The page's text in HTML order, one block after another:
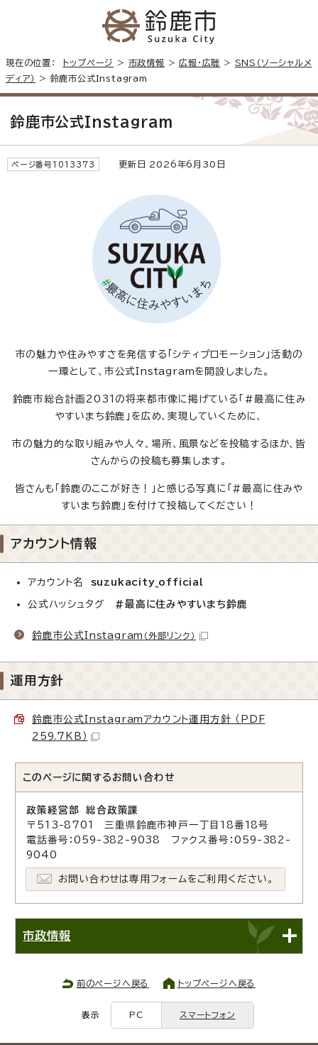
現在の位置： トップページ > 市政情報 >広報・広聴 >
SNS（ソーシャルメ
ディア）
> 鈴鹿市公式Instagram
鈴鹿市公式Instagram
ページ番号1013373 更新日 2026年6月30日
市の魅力や住みやすさを発信する「シティプロモーション」活動の
一環として、市公式Instagramを開設しました。
鈴鹿市総合計画2031の将来都市像に掲げている「＃最高に住み
やすいまち鈴鹿」を広め、実現していくために、
市の魅力的な取り組みや人々、場所、風景などを投稿するほか、皆
さんからの投稿も募集します。
皆さんも「鈴鹿のここが好き！」と感じる写真に「#最高に住みや
すいまち鈴鹿」を付けて投稿してください！
アカウント情報
アカウント名 suzukacity_official
公式ハッシュタグ #最高に住みやすいまち鈴鹿
鈴鹿市公式Instagram （外部リンク）
運用方針
鈴鹿市公式Instagramアカウント運用方針 （PDF
259.7KB）
このページに関する お問い合わせ
政策経営部 総合政策課
〒513-8701 三重県鈴鹿市神戸一丁目18番18号
電話番号：059-382-9038 ファクス番号：059-382-
9040
お問い合わせは専用フォームをご利用ください。
市政情報
前のページへ戻る トップページへ戻る
表示 PC スマートフォン